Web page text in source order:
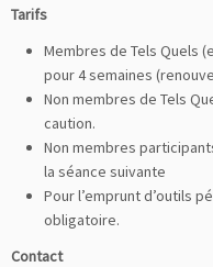
Tarifs
Membres de Tels Quels
pour 4 semaines
Non membres de Tels
caution.
Non membres
la séance suivante
Pour l’emprunt d’outils
obligatoire.
Contact